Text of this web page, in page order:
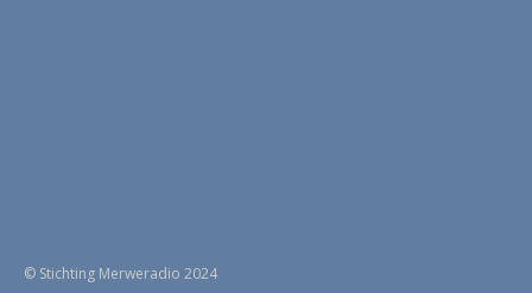
© Stichting Merweradio 2024